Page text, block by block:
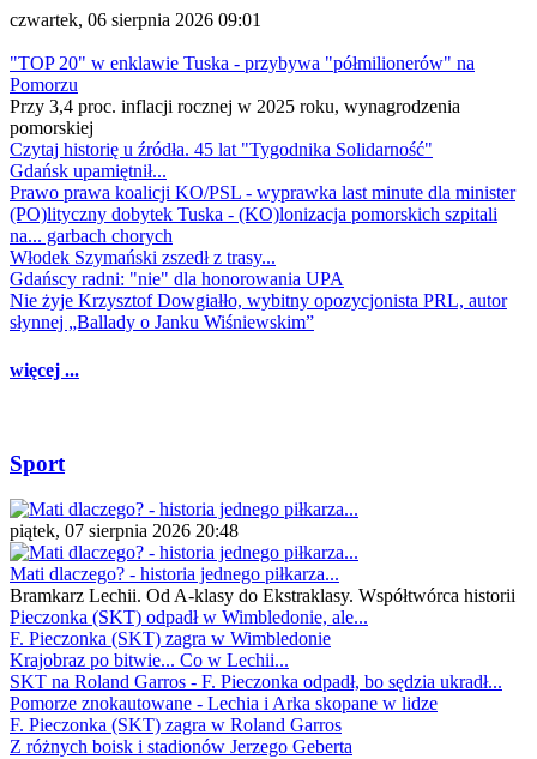
czwartek, 06 sierpnia 2026 09:01
"TOP 20" w enklawie Tuska - przybywa "półmilionerów" na
Pomorzu
Przy 3,4 proc. inflacji rocznej w 2025 roku, wynagrodzenia
pomorskiej
Czytaj historię u źródła. 45 lat "Tygodnika Solidarność"
Gdańsk upamiętnił...
Prawo prawa koalicji KO/PSL - wyprawka last minute dla minister
(PO)lityczny dobytek Tuska - (KO)lonizacja pomorskich szpitali
na... garbach chorych
Włodek Szymański zszedł z trasy...
Gdańscy radni: "nie" dla honorowania UPA
Nie żyje Krzysztof Dowgiałło, wybitny opozycjonista PRL, autor
słynnej „Ballady o Janku Wiśniewskim”
więcej ...
Sport
piątek, 07 sierpnia 2026 20:48
Mati dlaczego? - historia jednego piłkarza...
Bramkarz Lechii. Od A-klasy do Ekstraklasy. Współtwórca historii
Pieczonka (SKT) odpadł w Wimbledonie, ale...
F. Pieczonka (SKT) zagra w Wimbledonie
Krajobraz po bitwie... Co w Lechii...
SKT na Roland Garros - F. Pieczonka odpadł, bo sędzia ukradł...
Pomorze znokautowane - Lechia i Arka skopane w lidze
F. Pieczonka (SKT) zagra w Roland Garros
Z różnych boisk i stadionów Jerzego Geberta